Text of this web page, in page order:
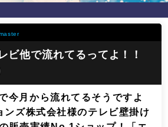
ビ他で流れてるってよ！！
今月から流れてるそうですよ
ズ株式会社様のテレビ壁掛け